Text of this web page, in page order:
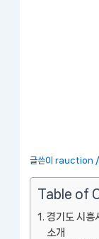
글쓴이rauction
Table of
경기도 시흥
소개